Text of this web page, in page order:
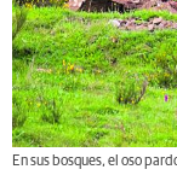
En sus bosques, el oso